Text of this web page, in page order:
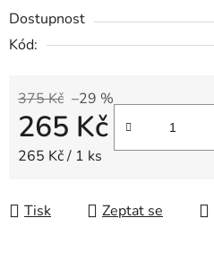
Dostupnost
Kód:
375 Kč –29 %
265 Kč
Měrná cena:
265 Kč / 1 ks
Tisk Zeptat se